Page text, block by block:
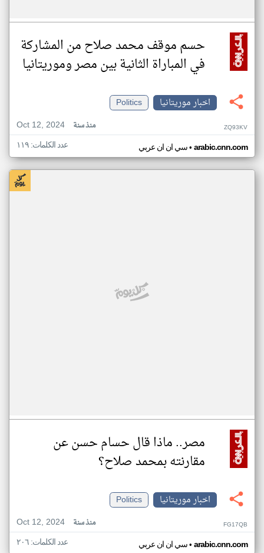
حسم موقف محمد صلاح من المشاركة
في المباراة الثانية بين مصر وموريتانيا
اخبار موريتانيا
Politics
Oct 12, 2024
منذ سنة ZQ93KV
سي ان ان عربي• arabic.cnn.com عدد الكلمات: ١١٩
مصر.. ماذا قال حسام حسن عن
مقارنته بمحمد صلاح؟
اخبار موريتانيا
Politics
Oct 12, 2024
منذ سنة FG17QB
سي ان ان عربي• arabic.cnn.com عدد الكلمات: ٢٠٦